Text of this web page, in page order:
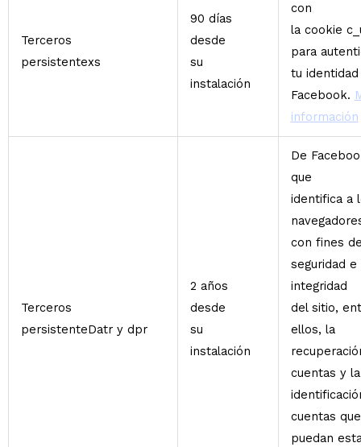
Terceros
persistentexs
90 días
desde
su
instalación
con
la cookie
para
tu
Facebook.
información
Terceros
persistenteDatr y dpr
2 años
desde
su
instalación
De
que
identifica a
con fines
seguridad e
integridad
del sitio,
ellos, la
cuentas y la
cuentas que
puedan